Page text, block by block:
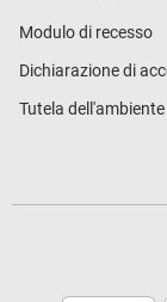
Modulo di recesso
Dichiarazione di
Tutela dell'ambiente